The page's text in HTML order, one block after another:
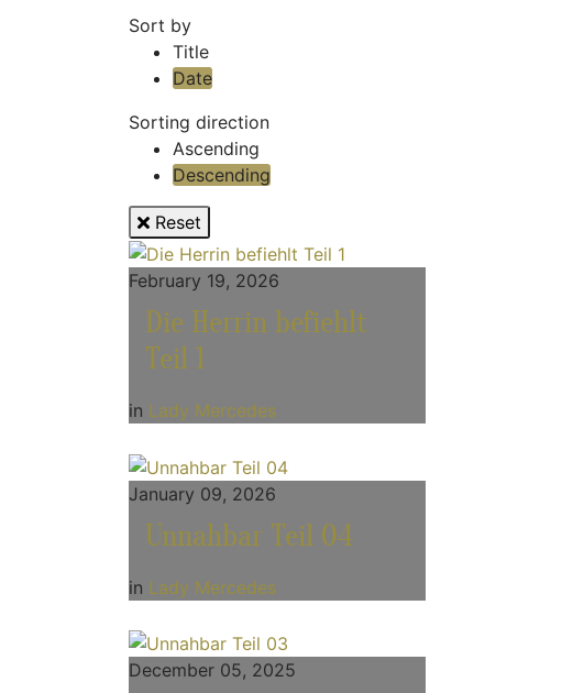
Sort by
Title
Date
Sorting direction
Ascending
Descending
Reset
February 19, 2026
Die Herrin befiehlt
Teil 1
in Lady Mercedes
January 09, 2026
Unnahbar Teil 04
in Lady Mercedes
December 05, 2025